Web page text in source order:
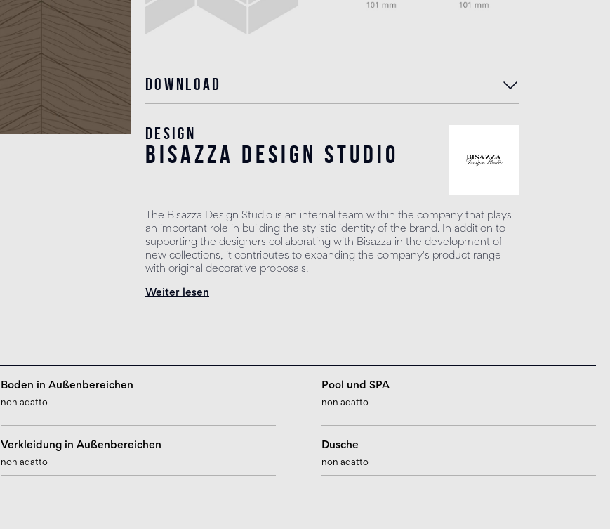
Download
Design
bisazza design studio
The Bisazza Design Studio is an internal team within the company that plays
an important role in building the stylistic identity of the brand. In addition to
supporting the designers collaborating with Bisazza in the development of
new collections, it contributes to expanding the company's product range
with original decorative proposals.
Weiter lesen
Boden in Außenbereichen
non adatto
Pool und SPA
non adatto
Verkleidung in Außenbereichen
non adatto
Dusche
non adatto